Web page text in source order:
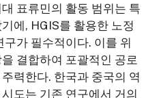
표류민의 활동 범위는 특
에, HGIS를 활용한 노정
가 필수적이다. 이를 위
결합하여 포괄적인 공로
력한다. 한국과 중국의 역
도는 기존 연구에서 거의